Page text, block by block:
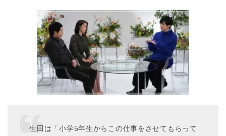
生田は「小学5年生からこの仕事をさせてもらって